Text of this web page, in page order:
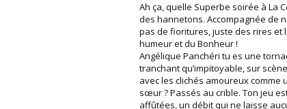
Ah ça, quelle Superbe soirée à La
des hannetons. Accompagnée de
pas de fioritures, juste des rires et
humeur et du Bonheur !
Angélique Panchéri tu es une
tranchant qu’impitoyable, sur
avec les clichés amoureux comme
sœur ? Passés au crible. Ton jeu
affûtées, un débit qui ne laisse